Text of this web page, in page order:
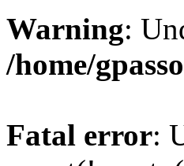
Warning:
/home/
Fatal error: